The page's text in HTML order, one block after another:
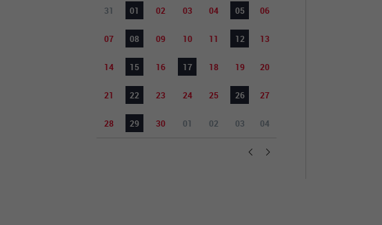
31 01 02 03 04 05 06
07 08 09 10 11 12 13
14 15 16 17 18 19 20
21 22 23 24 25 26 27
28 29 30 01 02 03 04